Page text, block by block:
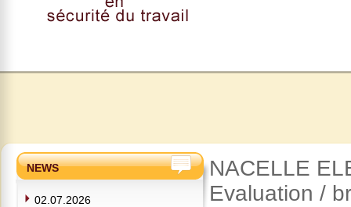
NEWS
02.07.2026
NACELLE
Evaluation /